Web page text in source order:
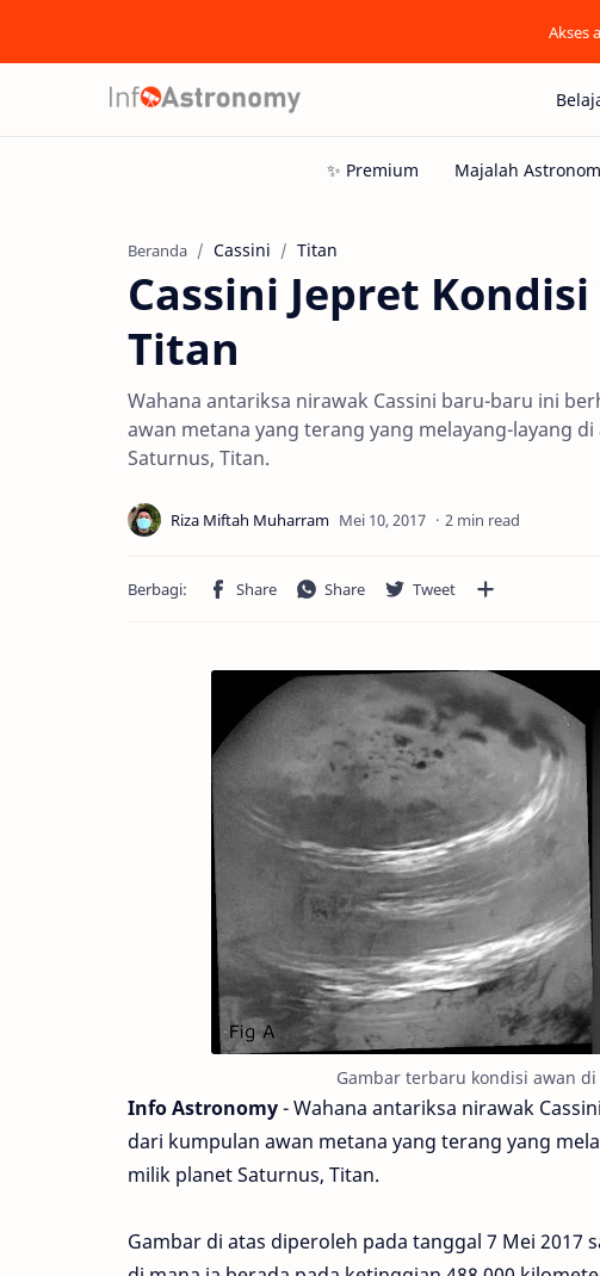
Akses
Beranda Cassini Titan
Cassini Jepret
Titan
Wahana antariksa nirawak Cassini baru-baru ini
awan metana yang terang yang melayang-layang
Saturnus, Titan.
2 min read
Gambar terbaru kondisi awan di
Info Astronomy- Wahana antariksa nirawak
dari kumpulan awan metana yang terang yang
milik planet Saturnus, Titan.
Gambar di atas diperoleh pada tanggal 7 Mei 2017